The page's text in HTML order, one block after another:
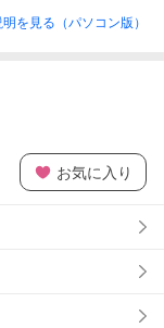
を見る（パソコン版）
お気に入り